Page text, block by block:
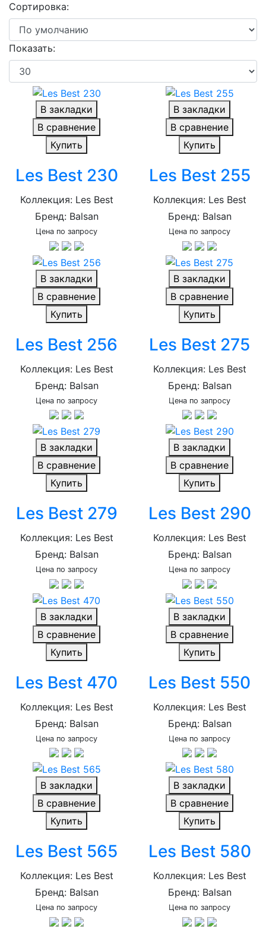
Сортировка:
Показать:
В закладки
В сравнение
Купить
Les Best 230
Коллекция: Les Best
Бренд: Balsan
Цена по запросу
В закладки
В сравнение
Купить
Les Best 255
Коллекция: Les Best
Бренд: Balsan
Цена по запросу
В закладки
В сравнение
Купить
Les Best 256
Коллекция: Les Best
Бренд: Balsan
Цена по запросу
В закладки
В сравнение
Купить
Les Best 275
Коллекция: Les Best
Бренд: Balsan
Цена по запросу
В закладки
В сравнение
Купить
Les Best 279
Коллекция: Les Best
Бренд: Balsan
Цена по запросу
В закладки
В сравнение
Купить
Les Best 290
Коллекция: Les Best
Бренд: Balsan
Цена по запросу
В закладки
В сравнение
Купить
Les Best 470
Коллекция: Les Best
Бренд: Balsan
Цена по запросу
В закладки
В сравнение
Купить
Les Best 550
Коллекция: Les Best
Бренд: Balsan
Цена по запросу
В закладки
В сравнение
Купить
Les Best 565
Коллекция: Les Best
Бренд: Balsan
Цена по запросу
В закладки
В сравнение
Купить
Les Best 580
Коллекция: Les Best
Бренд: Balsan
Цена по запросу